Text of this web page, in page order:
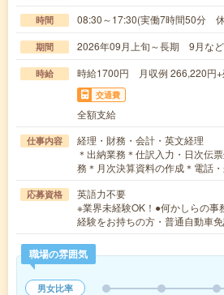
時間 08:30～17:30(実働7時間50分
期間 2026年09月上旬～長期 9月な
時給 時給1700円 月収例 266,220円+
交通費
全額支給
仕事内容
経理・財務・会計・英文経理
＊出納業務＊仕訳入力・日次伝
務＊月次決算資料の作成＊電
応募資格
英語力不要
※業界未経験OK！●何かしらの事
経験をお持ちの方・普通自動車
職場の雰囲気
男女比率